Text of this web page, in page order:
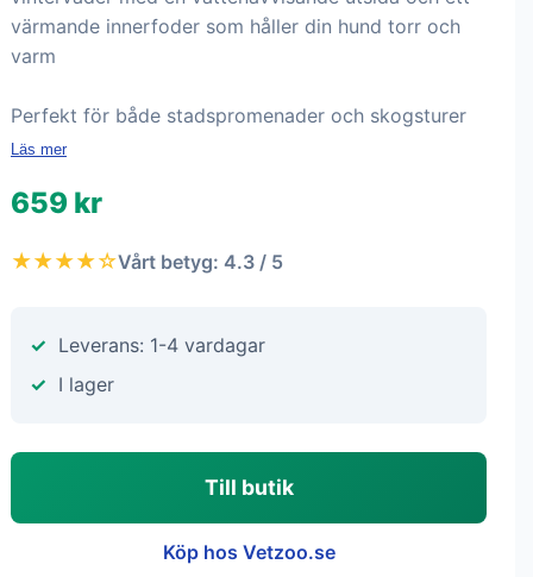
värmande innerfoder som håller din hund torr och
varm
Perfekt för både stadspromenader och skogsturer
Läs mer
659 kr
★★★★☆Vårt betyg: 4.3 / 5
Leverans: 1-4 vardagar
I lager
Till butik
Köp hos Vetzoo.se